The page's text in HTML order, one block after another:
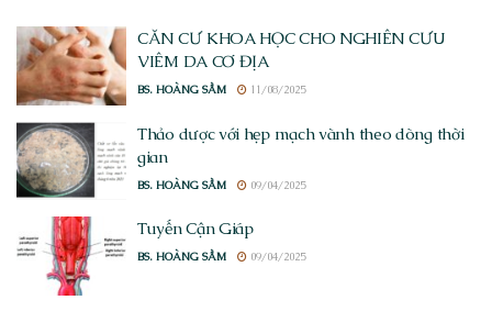
CĂN CỨ KHOA HỌC CHO NGHIÊN CỨU
VIÊM DA CƠ ĐỊA
BS. HOÀNG SẦM 11/08/2025
Thảo dược với hẹp mạch vành theo dòng thời
gian
BS. HOÀNG SẦM 09/04/2025
Tuyến Cận Giáp
BS. HOÀNG SẦM 09/04/2025